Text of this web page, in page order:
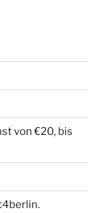
von €20, bis